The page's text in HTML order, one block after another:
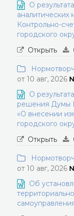
О
Контрольно-
городского
Открыть
от 10 авг, 2026
О
решения Думы
«О внесении
городского
Открыть
от 10 авг, 2026
Об